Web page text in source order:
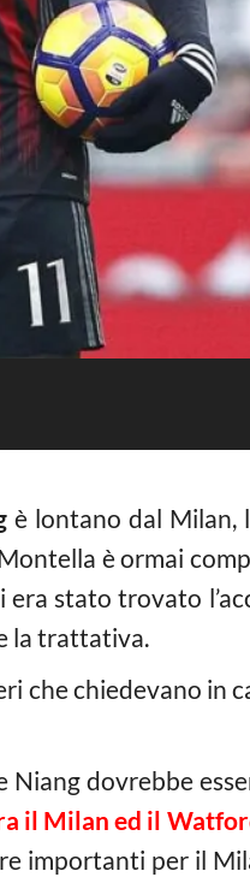
è lontano dal Milan,
è ormai
stato trovato
la trattativa.
che chiedevano in
Niang dovrebbe
il Milan ed il
importanti per il